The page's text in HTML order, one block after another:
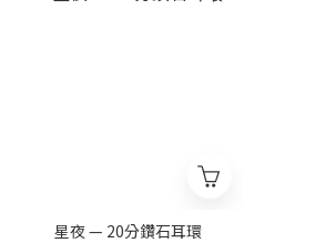
星夜 — 20分鑽石耳環